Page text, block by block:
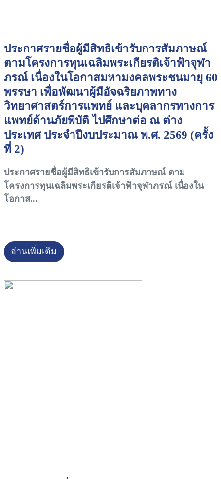
ประกาศรายชื่อผู้มีสิทธิเข้ารับการสัมภาษณ์
ตามโครงการทุนเฉลิมพระเกียรติเจ้าฟ้าจุฬา
ภรณ์ เนื่องในโอกาสมหามงคลพระชนมายุ 60
พรรษา เพื่อพัฒนาผู้มีอัจฉริยภาพทาง
วิทยาศาสตร์การแพทย์ และบุคลากรทางการ
แพทย์ด้านภัยพิบัติ ไปศึกษาต่อ ณ ต่าง
ประเทศ ประจำปีงบประมาณ พ.ศ. 2569 (ครั้ง
ที่ 2)
ประกาศรายชื่อผู้มีสิทธิเข้ารับการสัมภาษณ์ ตาม
โครงการทุนเฉลิมพระเกียรติเจ้าฟ้าจุฬาภรณ์ เนื่องใน
โอกาส...
อ่านเพิ่มเติม